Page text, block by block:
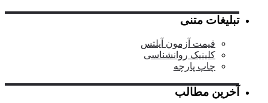
تبلیغات متنی
قیمت آزمون آیلتس
کلینیک روانشناسی
چاپ پارچه
آخرین مطالب